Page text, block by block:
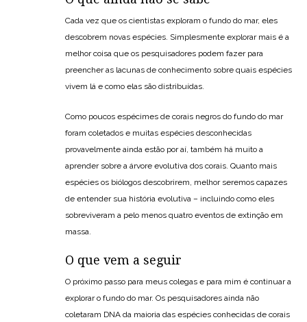
Cada vez que os cientistas exploram o fundo do mar, eles
descobrem novas espécies. Simplesmente explorar mais é a
melhor coisa que os pesquisadores podem fazer para
preencher as lacunas de conhecimento sobre quais espécies
vivem lá e como elas são distribuídas.
Como poucos espécimes de corais negros do fundo do mar
foram coletados e muitas espécies desconhecidas
provavelmente ainda estão por aí, também há muito a
aprender sobre a árvore evolutiva dos corais. Quanto mais
espécies os biólogos descobrirem, melhor seremos capazes
de entender sua história evolutiva – incluindo como eles
sobreviveram a pelo menos quatro eventos de extinção em
massa.
O que vem a seguir
O próximo passo para meus colegas e para mim é continuar a
explorar o fundo do mar. Os pesquisadores ainda não
coletaram DNA da maioria das espécies conhecidas de corais